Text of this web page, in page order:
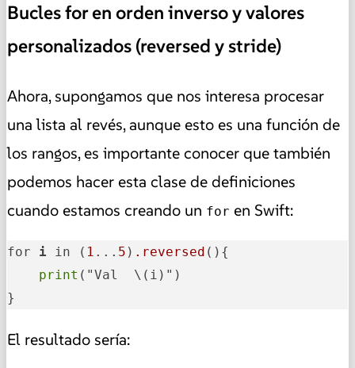
Bucles for en orden inverso y valores
personalizados (reversed y stride)
Ahora, supongamos que nos interesa procesar
una lista al revés, aunque esto es una función de
los rangos, es importante conocer que también
podemos hacer esta clase de definiciones
cuando estamos creando un for en Swift:
for i in ( 1 ... 5 ) .reversed (){
print ("Val  \(i)")
}
El resultado sería: